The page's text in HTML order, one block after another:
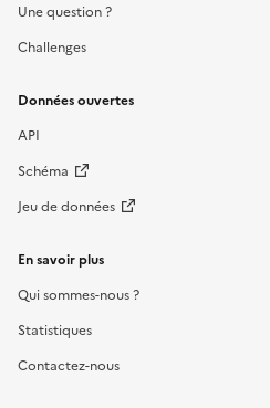
Une question ?
Challenges
Données ouvertes
API
Schéma
Jeu de données
En savoir plus
Qui sommes-nous ?
Statistiques
Contactez-nous